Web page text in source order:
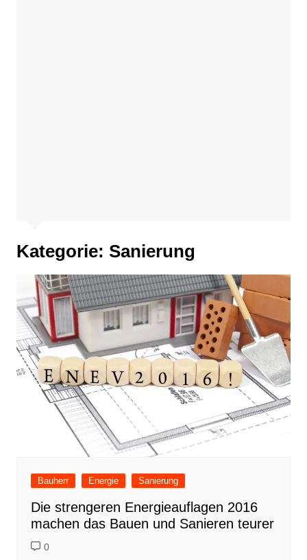
Kategorie: Sanierung
Bauherr Energie Sanierung
Die strengeren Energieauflagen 2016
machen das Bauen und Sanieren teurer
0